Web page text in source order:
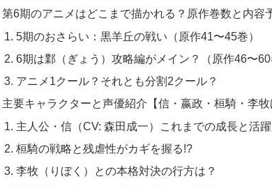
第6期のアニメはどこまで描かれる？原作巻数と内容
5期のおさらい：黒羊丘の戦い（原作41〜45巻）
6期は鄴（ぎょう）攻略編がメイン？（原作46〜60
アニメ1クール？それとも分割2クール？
主要キャラクターと声優紹介【信・嬴政・桓騎・李牧
主人公・信（CV: 森田成一）これまでの成長と活躍
桓騎の戦略と残虐性がカギを握る!?
李牧（りぼく）との本格対決の行方は？